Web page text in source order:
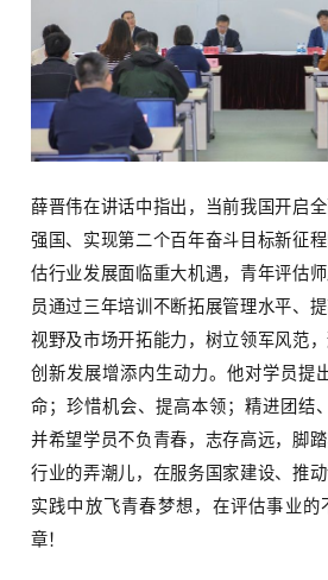
薛晋伟在讲话中指出，当前我国开启
强国、实现第二个百年奋斗目标新征
估行业发展面临重大机遇，青年评估
员通过三年培训不断拓展管理水平、
视野及市场开拓能力，树立领军风范
创新发展增添内生动力。他对学员提
命；珍惜机会、提高本领；精进团结
并希望学员不负青春，志存高远，脚
行业的弄潮儿，在服务国家建设、推
实践中放飞青春梦想，在评估事业
章！